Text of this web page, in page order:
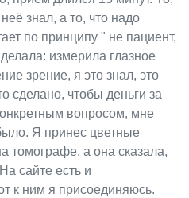
знал, а то, что надо
по принципу " не пациент,
измерила глазное
зрение, я это знал, это
сделано, чтобы деньги за
вопросом, мне
Я принес цветные
томографе, а она сказала,
сайте есть и
к ним я присоединяюсь.